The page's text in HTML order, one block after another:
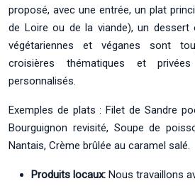
proposé, avec une entrée, un plat
de Loire ou de la viande), un
végétariennes et véganes sont
croisières thématiques et
personnalisés.
Exemples de plats : Filet de Sandre
Bourguignon revisité, Soupe de
Nantais, Crème brûlée au caramel salé.
Produits locaux: Nous travaillons